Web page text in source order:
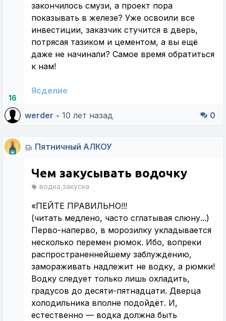
16
закончилось смузи, а проект пора
показывать в железе? Уже освоили все
инвестиции, заказчик стучится в дверь,
потрясая тазиком и цементом, а вы ещё
даже не начинали? Самое время обратиться
к нам!
Ясделие
werder • 10 лет назад 0
Пятничный АЛКОУ
Чем закусывать водочку
водка,закуска
«ПЕЙТЕ ПРАВИЛЬНО!!!
(читать медлено, часто сглатывая слюну...)
Перво-наперво, в морозилку укладывается
несколько перемен рюмок. Ибо, вопреки
распространеннейшему заблуждению,
замораживать надлежит не водку, а рюмки!
Водку следует только лишь охладить,
градусов до десяти-пятнадцати. Дверца
холодильника вполне подойдёт. И,
естественно — водка должна быть